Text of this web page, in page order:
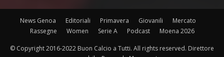
News Genoa Editoriali Primavera Giovanili
Mercato
Rassegne
Women Serie A Podcast Moena 2026
© Copyright 2016-2022 Buon Calcio a Tutti. All rights reserved. Direttore